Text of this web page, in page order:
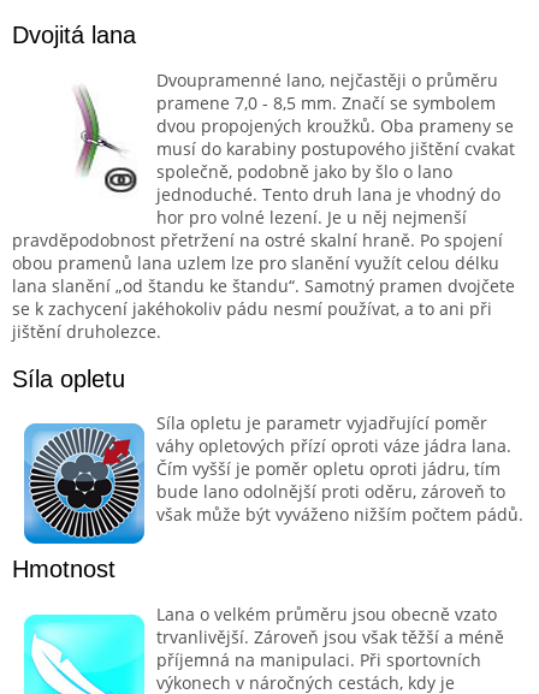
Dvojitá lana
Dvoupramenné lano, nejčastěji o průměru
pramene 7,0 - 8,5 mm. Značí se symbolem
dvou propojených kroužků. Oba prameny se
musí do karabiny postupového jištění cvakat
společně, podobně jako by šlo o lano
jednoduché. Tento druh lana je vhodný do
hor pro volné lezení. Je u něj nejmenší
pravděpodobnost přetržení na ostré skalní hraně. Po spojení
obou pramenů lana uzlem lze pro slanění využít celou délku
lana slanění „od štandu ke štandu“. Samotný pramen dvojčete
se k zachycení jakéhokoliv pádu nesmí používat, a to ani při
jištění druholezce.
Síla opletu
Síla opletu je parametr vyjadřující poměr
váhy opletových přízí oproti váze jádra lana.
Čím vyšší je poměr opletu oproti jádru, tím
bude lano odolnější proti oděru, zároveň to
však může být vyváženo nižším počtem pádů.
Hmotnost
Lana o velkém průměru jsou obecně vzato
trvanlivější. Zároveň jsou však těžší a méně
příjemná na manipulaci. Při sportovních
výkonech v náročných cestách, kdy je